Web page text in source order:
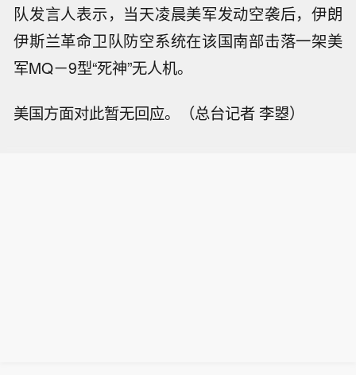
队发言人表示，当天凌晨美军发动空袭后，伊朗
伊斯兰革命卫队防空系统在该国南部击落一架美
军MQ－9型“死神”无人机。
美国方面对此暂无回应。（总台记者 李曌）